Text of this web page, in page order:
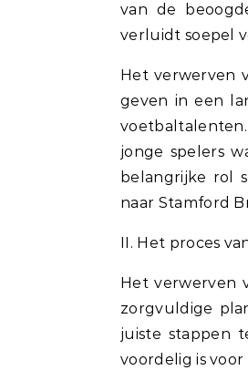
van de
verluidt soepel
Het verwerven
geven in een
jonge spelers
belangrijke rol
naar Stamford
II. Het proces
Het verwerven
zorgvuldige
juiste stappen
voordelig is